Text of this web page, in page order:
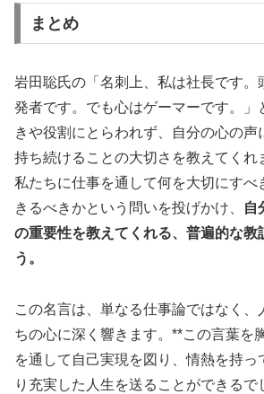
まとめ
岩田聡氏の「名刺上、私は社長です。
発者です。でも心はゲーマーです。」
きや役割にとらわれず、自分の心の声
持ち続けることの大切さを教えてくれ
私たちに仕事を通して何を大切にすべ
きるべきかという問いを投げかけ、
自
の重要性を教えてくれる、普遍的な教
う。
この名言は、単なる仕事論ではなく、
ちの心に深く響きます。**この言葉を
を通して自己実現を図り、情熱を持っ
り充実した人生を送ることができるで